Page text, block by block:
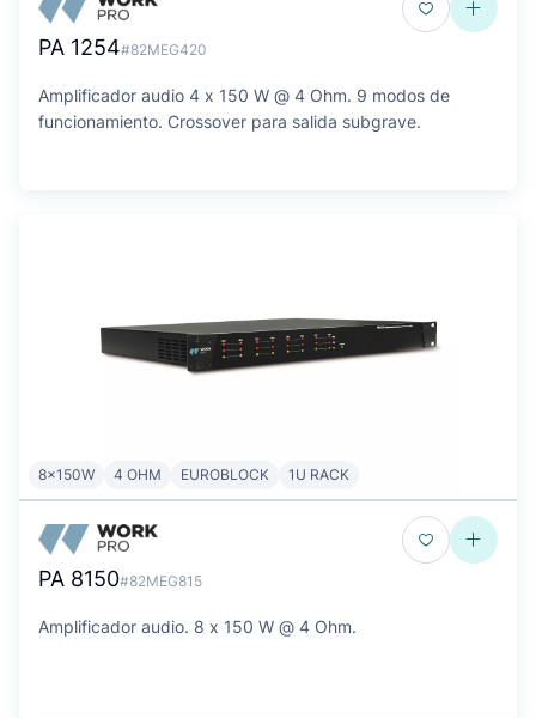
PA 1254#82MEG420
Amplificador audio 4 x 150 W @ 4 Ohm. 9 modos de
funcionamiento. Crossover para salida subgrave.
8x150W 4 OHM EUROBLOCK 1U RACK
PA 8150#82MEG815
Amplificador audio. 8 x 150 W @ 4 Ohm.